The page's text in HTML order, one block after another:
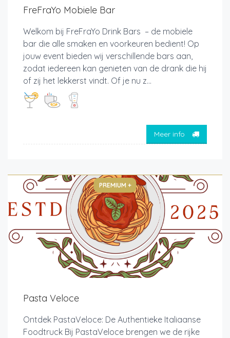
FreFraYo Mobiele Bar
Welkom bij FreFraYo Drink Bars – de mobiele
bar die alle smaken en voorkeuren bedient! Op
jouw event bieden wij verschillende bars aan,
zodat iedereen kan genieten van de drank die hij
of zij het lekkerst vindt. Of je nu z...
Meer info
PREMIUM +
Pasta Veloce
Ontdek PastaVeloce: De Authentieke Italiaanse
Foodtruck Bij PastaVeloce brengen we de rijke